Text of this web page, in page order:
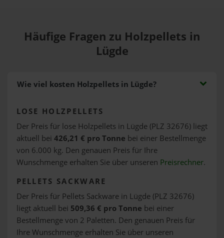
Häufige Fragen zu Holzpellets in
Lügde
Wie viel kosten Holzpellets in Lügde?
LOSE HOLZPELLETS
Der Preis für lose Holzpellets in Lügde (PLZ 32676) liegt
aktuell bei 426,21 € pro Tonne bei einer Bestellmenge
von 6.000 kg. Den genauen Preis für Ihre
Wunschmenge erhalten Sie über unseren Preisrechner.
PELLETS SACKWARE
Der Preis für Pellets Sackware in Lügde (PLZ 32676)
liegt aktuell bei 509,36 € pro Tonne bei einer
Bestellmenge von 2 Paletten. Den genauen Preis für
Ihre Wunschmenge erhalten Sie über unseren